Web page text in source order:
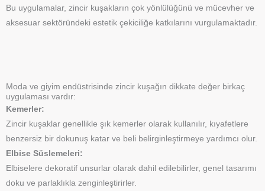
Bu uygulamalar, zincir kuşakların çok yönlülüğünü ve mücevher ve
aksesuar sektöründeki estetik çekiciliğe katkılarını vurgulamaktadır.
Moda ve giyim endüstrisinde zincir kuşağın dikkate değer birkaç
uygulaması vardır:
Kemerler:
Zincir kuşaklar genellikle şık kemerler olarak kullanılır, kıyafetlere
benzersiz bir dokunuş katar ve beli belirginleştirmeye yardımcı olur.
Elbise Süslemeleri:
Elbiselere dekoratif unsurlar olarak dahil edilebilirler, genel tasarımı
doku ve parlaklıkla zenginleştirirler.